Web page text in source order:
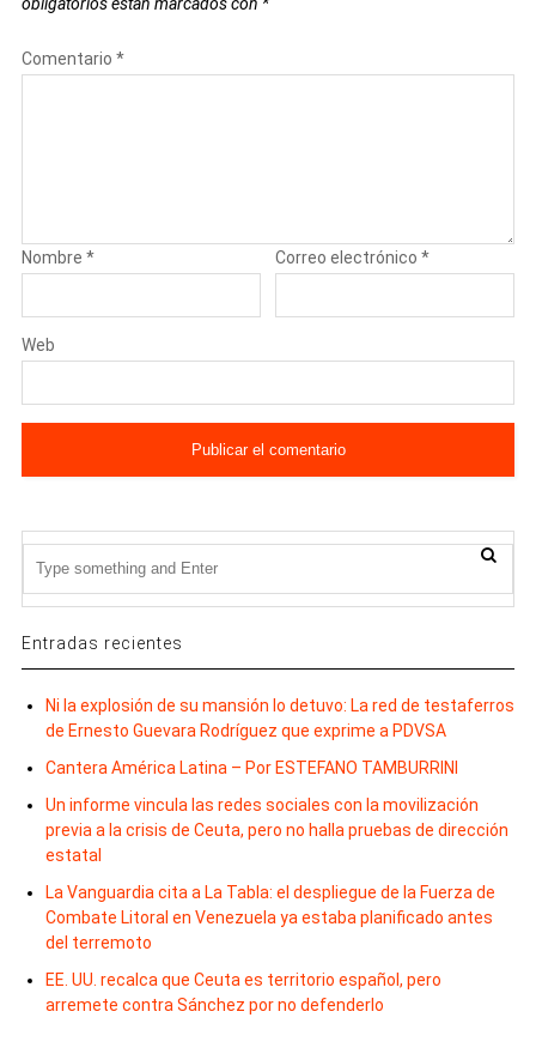
obligatorios están marcados con *
Comentario *
Nombre * Correo electrónico*
Web
Entradas recientes
Ni la explosión de su mansión lo detuvo: La red de testaferros
de Ernesto Guevara Rodríguez que exprime a PDVSA
Cantera América Latina – Por ESTEFANO TAMBURRINI
Un informe vincula las redes sociales con la movilización
previa a la crisis de Ceuta, pero no halla pruebas de dirección
estatal
La Vanguardia cita a La Tabla: el despliegue de la Fuerza de
Combate Litoral en Venezuela ya estaba planificado antes
del terremoto
EE. UU. recalca que Ceuta es territorio español, pero
arremete contra Sánchez por no defenderlo